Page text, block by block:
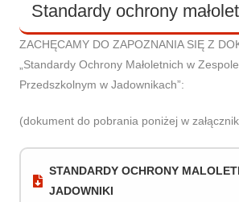
Standardy ochrony
ZACHĘCAMY DO ZAPOZNANIA SIĘ Z
„Standardy Ochrony Małoletnich w
Przedszkolnym w Jadownikach”:
(dokument do pobrania poniżej w
STANDARDY OCHRONY
JADOWNIKI